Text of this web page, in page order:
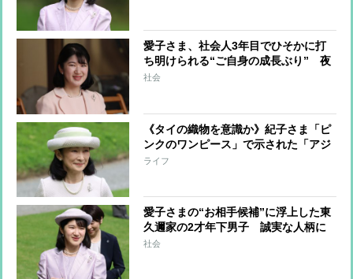
愛子さま、社会人3年目でひそかに打
ち明けられる“ご自身の成長ぶり” 夜
型生活を改め「朝、余裕をもって起き
社会
《タイの織物を意識か》紀子さま「ピ
ンクのワンピース」で示された「アジ
アンテイストの新境地」【専門家の分
ライフ
愛子さまの“お相手候補”に浮上した東
久邇家の2才年下男子 誠実な人柄に
接した美智子さまは「愛子の結婚相手
社会